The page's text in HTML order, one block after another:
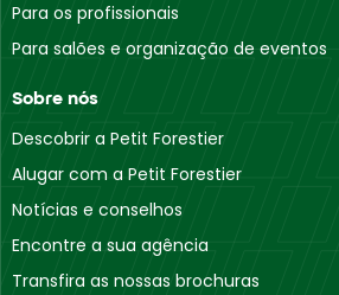
Para os profissionais
Para salões e organização de eventos
Sobre nós
Descobrir a Petit Forestier
Alugar com a Petit Forestier
Notícias e conselhos
Encontre a sua agência
Transfira as nossas brochuras